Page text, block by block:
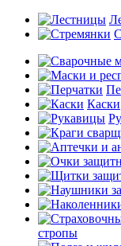
Каски
стропы